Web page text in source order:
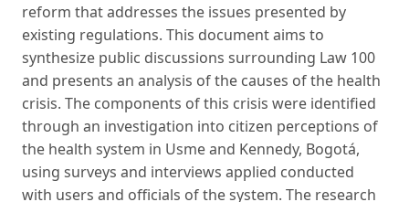
reform that addresses the issues presented by
existing regulations. This document aims to
synthesize public discussions surrounding Law 100
and presents an analysis of the causes of the health
crisis. The components of this crisis were identified
through an investigation into citizen perceptions of
the health system in Usme and Kennedy, Bogotá,
using surveys and interviews applied conducted
with users and officials of the system. The research